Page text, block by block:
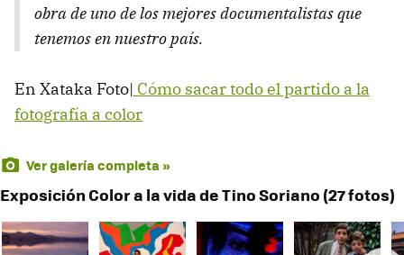
obra de uno de los mejores documentalistas que
tenemos en nuestro país.
En Xataka Foto| Cómo sacar todo el partido a la
fotografía a color
Ver galería completa »
Exposición Color a la vida de Tino Soriano (27 fotos)